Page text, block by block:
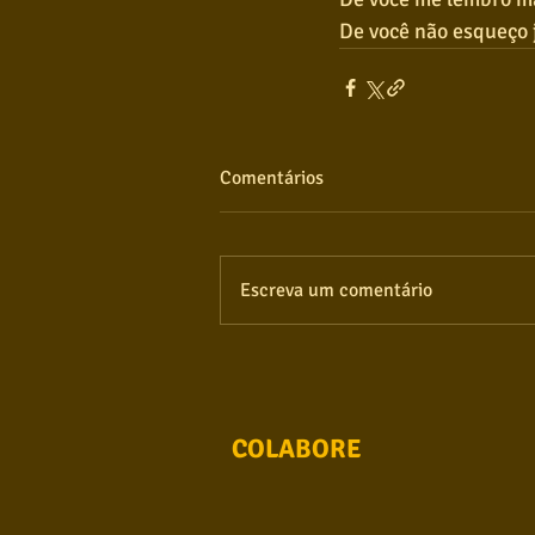
De você não
Comentários
Escreva um comentário
COLABORE